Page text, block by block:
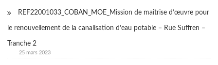
REF22001033_COBAN_MOE_Mission de maîtrise d’œuvre pour
le renouvellement de la canalisation d’eau potable – Rue Suffren –
Tranche 2
25 mars 2023